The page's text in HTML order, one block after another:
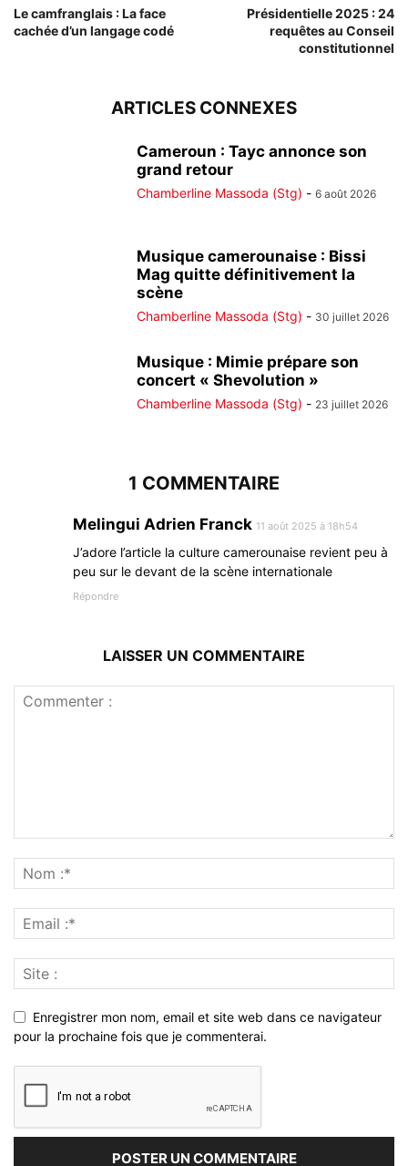
Le camfranglais : La face
cachée d’un langage codé
Présidentielle 2025 : 24
requêtes au Conseil
constitutionnel
ARTICLES CONNEXES
Cameroun : Tayc annonce son
grand retour
Chamberline Massoda (Stg) - 6 août 2026
Musique camerounaise : Bissi
Mag quitte définitivement la
scène
Chamberline Massoda (Stg) - 30 juillet 2026
Musique : Mimie prépare son
concert « Shevolution »
Chamberline Massoda (Stg) - 23 juillet 2026
1 COMMENTAIRE
Melingui Adrien Franck 11 août 2025 à 18h54
J’adore l’article la culture camerounaise revient peu à
peu sur le devant de la scène internationale
Répondre
LAISSER UN COMMENTAIRE
Enregistrer mon nom, email et site web dans ce navigateur
pour la prochaine fois que je commenterai.